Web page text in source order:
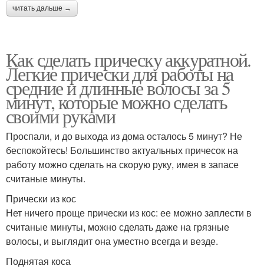
читать дальше →
Как сделать прическу аккуратной.
Легкие прически для работы на
средние и длинные волосы за 5
минут, которые можно сделать
своими руками
Проспали, и до выхода из дома осталось 5 минут? Не
беспокойтесь! Большинство актуальных причесок на
работу можно сделать на скорую руку, имея в запасе
считаные минуты.
Прически из кос
Нет ничего проще прически из кос: ее можно заплести в
считаные минуты, можно сделать даже на грязные
волосы, и выглядит она уместно всегда и везде.
Поднятая коса